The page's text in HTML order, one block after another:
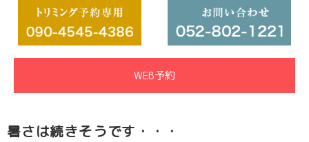
WEB予約
暑さは続きそうです・・・